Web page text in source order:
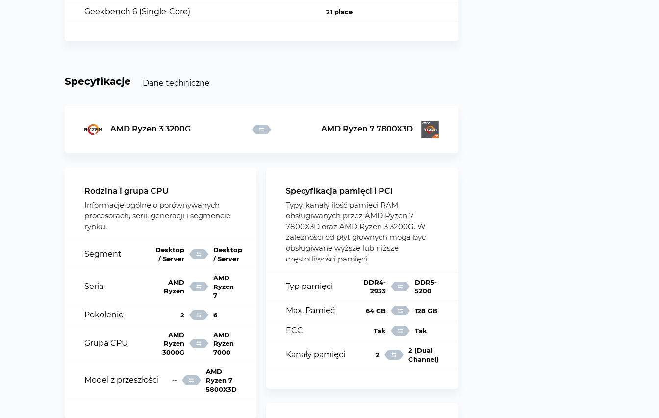
Geekbench 6 (Single-Core) 21 place
Specyfikacje Dane techniczne
AMD Ryzen 3 3200G AMD Ryzen 7 7800X3D
Rodzina i grupa CPU
Informacje ogólne o porównywanych
procesorach, serii, generacji i segmencie
rynku.
Segment
Desktop
/ Server
Desktop
/ Server
Seria
AMD
Ryzen
AMD
Ryzen
7
Pokolenie 2 6
Grupa CPU
AMD
Ryzen
3000G
AMD
Ryzen
7000
Model z przeszłości --
AMD
Ryzen 7
5800X3D
Specyfikacja pamięci i PCI
Typy, kanały ilość pamięci RAM
obsługiwanych przez AMD Ryzen 7
7800X3D oraz AMD Ryzen 3 3200G. W
zależności od płyt głównych mogą być
obsługiwane wyższe lub niższe
częstotliwości pamięci.
Typ pamięci
DDR4-
2933
DDR5-
5200
Max. Pamięć 64 GB 128 GB
ECC Tak Tak
Kanały pamięci 2
2 (Dual
Channel)